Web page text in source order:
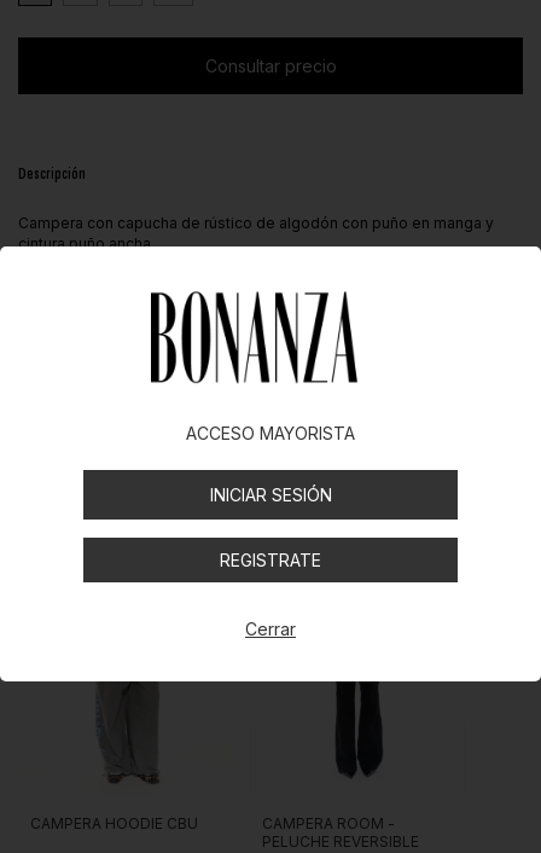
Descripción
Campera con capucha de rústico de algodón con puño en manga y
cintura puño ancha.
Productos similares
CAMPERA HOODIE CBU
CAMPERA ROOM -
PELUCHE REVERSIBLE
ACCESO MAYORISTA
INICIAR SESIÓN
REGISTRATE
Cerrar